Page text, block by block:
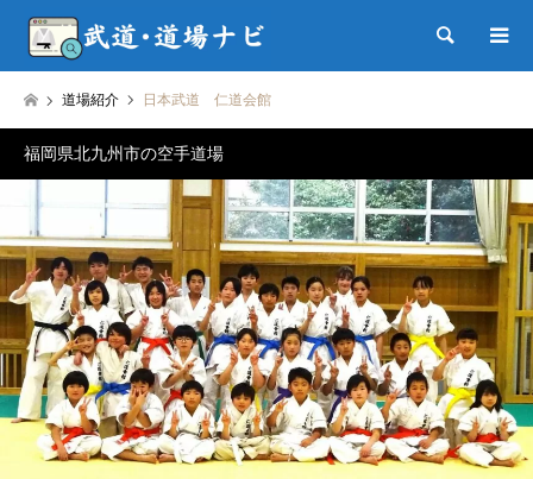
検索
道場紹介 日本武道 仁道会館
福岡県北九州市の空手道場